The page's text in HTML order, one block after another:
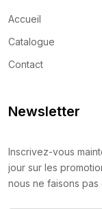
Accueil
Catalogue
Contact
Newsletter
Inscrivez-vous
jour sur les
nous ne faisons pas